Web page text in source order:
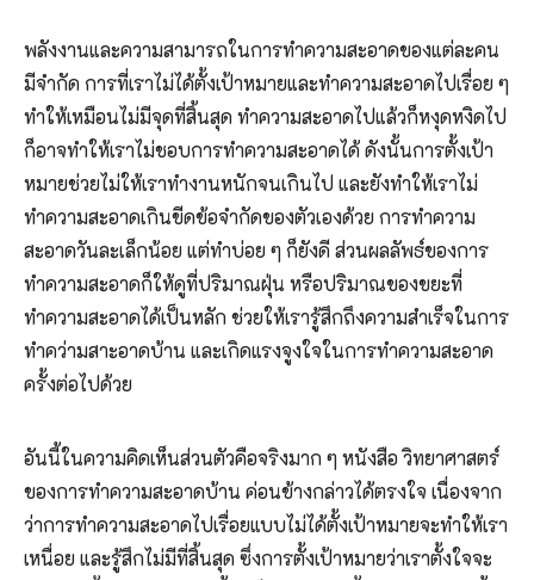
พลังงานและความสามารถในการทำความสะอาดของแต่ละคน
มีจำกัด การที่เราไม่ได้ตั้งเป้าหมายและทำความสะอาดไปเรื่อย ๆ
ทำให้เหมือนไม่มีจุดที่สิ้นสุด ทำความสะอาดไปแล้วก็หงุดหงิดไป
ก็อาจทำให้เราไม่ชอบการทำความสะอาดได้ ดังนั้นการตั้งเป้า
หมายช่วยไม่ให้เราทำงานหนักจนเกินไป และยังทำให้เราไม่
ทำความสะอาดเกินขีดข้อจำกัดของตัวเองด้วย การทำความ
สะอาดวันละเล็กน้อย แต่ทำบ่อย ๆ ก็ยังดี ส่วนผลลัพธ์ของการ
ทำความสะอาดก็ให้ดูที่ปริมาณฝุ่น หรือปริมาณของขยะที่
ทำความสะอาดได้เป็นหลัก ช่วยให้เรารู้สึกถึงความสำเร็จในการ
ทำคว่ามสาะอาดบ้าน และเกิดแรงจูงใจในการทำความสะอาด
ครั้งต่อไปด้วย
อันนี้ในความคิดเห็นส่วนตัวคือจริงมาก ๆ หนังสือ วิทยาศาสตร์
ของการทำความสะอาดบ้าน ค่อนข้างกล่าวได้ตรงใจ เนื่องจาก
ว่าการทำความสะอาดไปเรื่อยแบบไม่ได้ตั้งเป้าหมายจะทำให้เรา
เหนื่อย และรู้สึกไม่มีที่สิ้นสุด ซึ่งการตั้งเป้าหมายว่าเราตั้งใจจะ